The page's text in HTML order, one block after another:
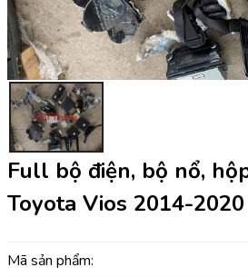
Full bộ điện, bộ nổ,
Toyota Vios 2014-
Mã sản phẩm: